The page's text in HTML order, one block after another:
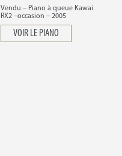
Vendu – Piano à queue Kawai
RX2 –occasion – 2005
VOIR LE PIANO